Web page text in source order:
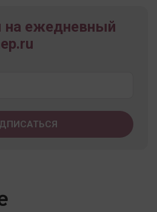
на ежедневный